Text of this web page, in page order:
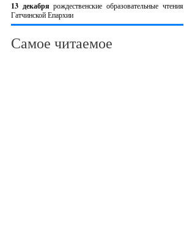
13 декабрярождественские образовательные чтения
Гатчинской Епархии
Самое читаемое